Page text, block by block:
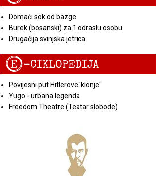
Domaći sok od bazge
Burek (bosanski) za 1 odraslu osobu
Drugačija svinjska jetrica
E-CIKLOPEDIJA
Povijesni put Hitlerove 'klonje'
Yugo - urbana legenda
Freedom Theatre (Teatar slobode)